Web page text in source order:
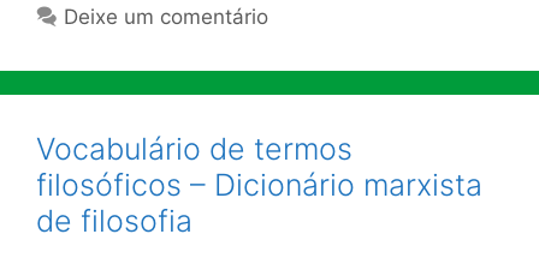
Deixe um comentário
Vocabulário de termos
filosóficos – Dicionário marxista
de filosofia